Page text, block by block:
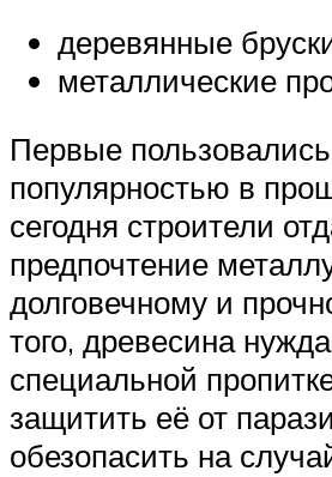
деревянные
металлические
Первые
популярностью в
сегодня строители
предпочтение
долговечному и
того, древесина
специальной
защитить её от
обезопасить на